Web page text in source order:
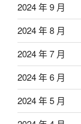
2024 年 9 月
2024 年 8 月
2024 年 7 月
2024 年 6 月
2024 年 5 月